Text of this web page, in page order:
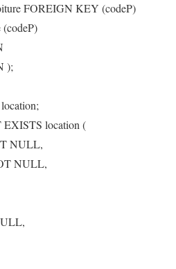
FOREIGN KEY (codeP)
);
location (
NULL,
NULL,